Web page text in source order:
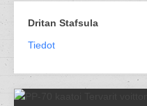
Dritan Stafsula
Tiedot